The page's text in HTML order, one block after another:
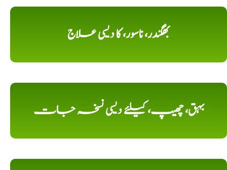
بھگندر، ناسور، کا دیسی علاج
بہق، چھیپ، کیلئے دیسی نسخہ جات